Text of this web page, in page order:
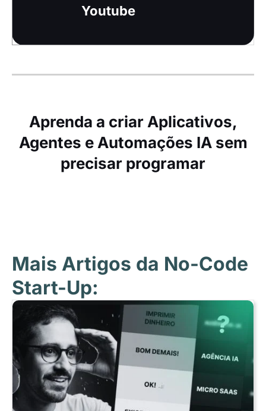
Youtube
Aprenda a criar Aplicativos,
Agentes e Automações IA sem
precisar programar
Mais Artigos da No-Code
Start-Up: